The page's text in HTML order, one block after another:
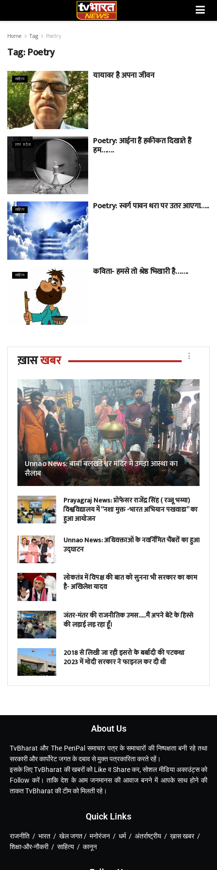
Home Tag Poetry
Tag:Poetry
साहित्य यायावर है अपना जीवन
उत्तर प्रदेश Poetry: आईना हैं हकीकत दिखाते हैं
हम…….
साहित्य Poetry: स्वर्ग पावन धरा पर उतर आएगा…..
साहित्य कविता- हमसे तो श्रेष्ठ भिखारी है…….
ख़ासखबर
Unnao News: बाबा बलखंडेश्वर मंदिर में उमड़ा आस्था का
सैलाब
Prayagraj News: प्रोफेसर राजेंद्र सिंह ( रज्जू भय्या)
विश्वविद्यालय में “नशा मुक्त -भारत अभियान पखवाडा” का
हुआ आयोजन
Unnao News: अधिवक्ताओं के नवर्निमित चैंबरों का हुआ
उद्घाटन
लोकतंत्र में विपक्ष की बात को सुनना भी सरकार का काम
है- अखिलेश यादव
जंतर-मंतर की राजनीतिक उमस…..मैं अपने बेटे के हिस्से
की लड़ाई लड़ रहा हूँ।
2018 से लिखी जा रही इसरो के बर्बादी की पटकथा
2023 में मोदी सरकार ने फाइनल कर दी थी
About Us
TvBharat और The PenPal समाचार पत्र के समाचारों की निष्पक्षता बनी रहे तथा
सरकारी और कार्पोरेट जगत के दबाव से मुक्त पत्रकारिता करते रहें।
इसके लिए TvBharat की खबरों को Like व Share कर, सोशल मीडिया अकाउंट्स को
Follow करें। ताकि देश के आम जनमानस की आवाज बनने में आपके साथ होने की
ताकत TvBharat की टीम को मिलती रहे।
Quick Links
राजनीति / भारत / खेल जगत / मनोरंजन / धर्म / अंतर्राष्ट्रीय / ख़ास खबर /
शिक्षा-और-नौकरी / साहित्य / कानून